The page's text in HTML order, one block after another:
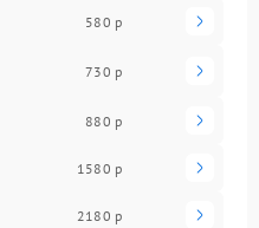
580 р
730 р
880 р
1580 р
2180 р